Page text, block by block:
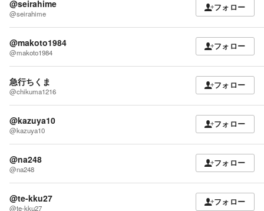
@seirahime
@seirahime
フォロー
@makoto1984
@makoto1984
フォロー
急行ちくま
@chikuma1216
フォロー
@kazuya10
@kazuya10
フォロー
@na248
@na248
フォロー
@te-kku27
@te-kku27
フォロー